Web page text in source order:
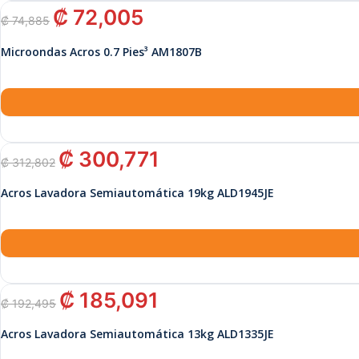
₡74,885
El
precio
era:
₡ 72,005
es:
Microondas Acros 0.7 Pies³ AM1807B
₡312,802
El
precio
era:
₡ 300,771
es:
Acros Lavadora Semiautomática 19kg ALD1945JE
₡192,495
El
precio
era:
₡ 185,091
es:
Acros Lavadora Semiautomática 13kg ALD1335JE